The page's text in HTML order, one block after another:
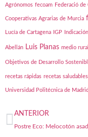
Agrónomos fecoam Federació
Cooperativas Agrarias de Murcia
Lucía de Cartagena IGP
Abellán Luis Planas medio rural
Objetivos de Desarrollo
recetas rápidas recetas saludables
Universidad Politécnica de Madrid
ANTERIOR